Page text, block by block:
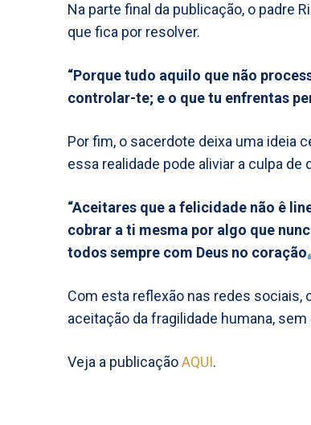
Na parte final da publicação, o padre
que fica por resolver.
“Porque tudo aquilo que não
controlar-te; e o que tu enfrentas
Por fim, o sacerdote deixa uma ideia
essa realidade pode aliviar a culpa
“Aceitares que a felicidade não ê
cobrar a ti mesma por algo que
todos sempre com Deus no coração
Com esta reflexão nas redes sociais,
aceitação da fragilidade humana,
Veja a publicaçãoAQUI.